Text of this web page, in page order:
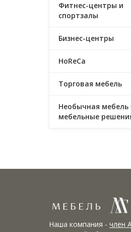
Фитнес-центры и
спортзалы
Бизнес-центры
HoReCa
Торговая мебель
Необычная мебель
мебельные
Наша компания - член